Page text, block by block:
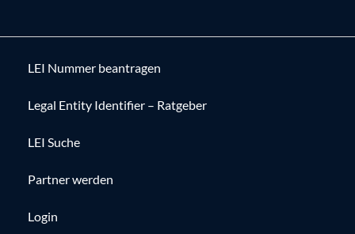
LEI Nummer beantragen
Legal Entity Identifier – Ratgeber
LEI Suche
Partner werden
Login